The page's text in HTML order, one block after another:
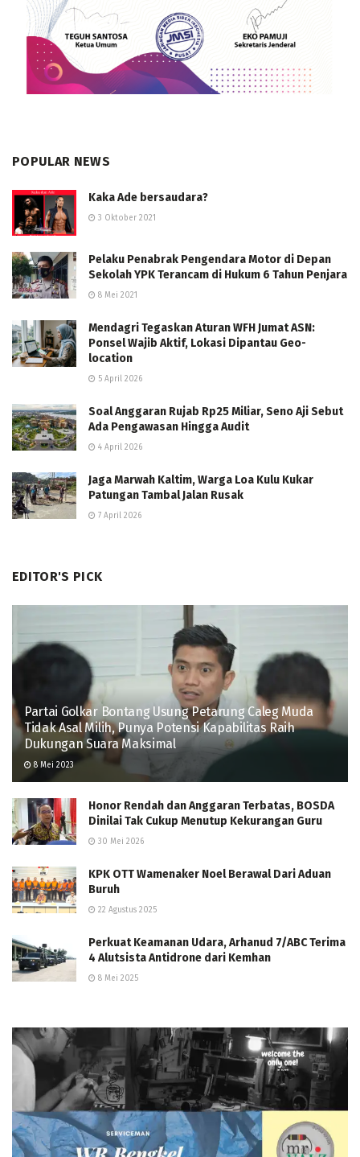
POPULAR NEWS
Kaka Ade bersaudara?
3 Oktober 2021
Pelaku Penabrak Pengendara Motor di Depan
Sekolah YPK Terancam di Hukum 6 Tahun Penjara
8 Mei 2021
Mendagri Tegaskan Aturan WFH Jumat ASN:
Ponsel Wajib Aktif, Lokasi Dipantau Geo-
location
5 April 2026
Soal Anggaran Rujab Rp25 Miliar, Seno Aji Sebut
Ada Pengawasan Hingga Audit
4 April 2026
Jaga Marwah Kaltim, Warga Loa Kulu Kukar
Patungan Tambal Jalan Rusak
7 April 2026
EDITOR'S PICK
Partai Golkar Bontang Usung Petarung Caleg Muda
Tidak Asal Milih, Punya Potensi Kapabilitas Raih
Dukungan Suara Maksimal
8 Mei 2023
Honor Rendah dan Anggaran Terbatas, BOSDA
Dinilai Tak Cukup Menutup Kekurangan Guru
30 Mei 2026
KPK OTT Wamenaker Noel Berawal Dari Aduan
Buruh
22 Agustus 2025
Perkuat Keamanan Udara, Arhanud 7/ABC Terima
4 Alutsista Antidrone dari Kemhan
8 Mei 2025